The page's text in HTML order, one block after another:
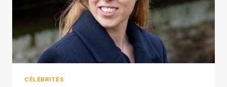
CÉLÉBRITÉS